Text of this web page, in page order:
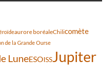
aurore boréaleChilicomète
de la Grande Ourse
LuneESOISSJupiter